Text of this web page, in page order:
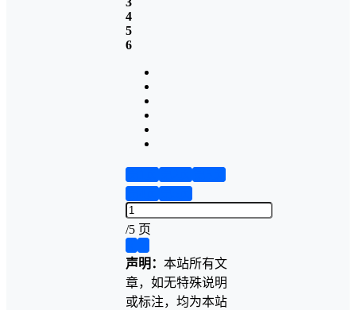
4
5
6
/5 页
声明： 本站所有文
章，如无特殊说明
或标注，均为本站